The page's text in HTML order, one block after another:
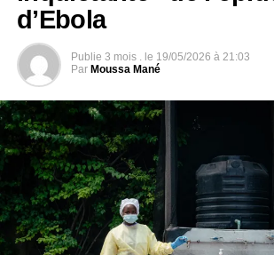
La situation est d’autant plus
identifiée, dite Bundibugyo, ne dispose
vaccin largement accessible ni de
contrainte scientifique ralentit
de containment, obligeant les équipes à
principalement sur des mesures de
d’Ebola
Publie 3 mois . le 19/05/2026 à 21:03
Par Moussa Mané